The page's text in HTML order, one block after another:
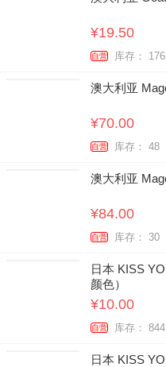
¥19.50
自营 库存： 176
澳大利亚
¥70.00
自营 库存： 48
澳大利亚
¥84.00
自营 库存： 30
日本 KISS
颜色）
¥10.00
自营 库存： 844
日本 KISS